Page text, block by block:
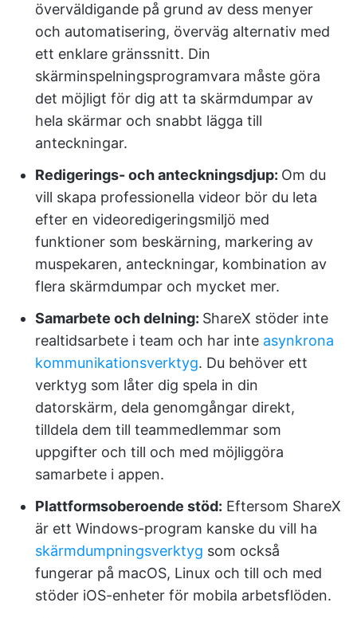
överväldigande på grund av dess menyer
och automatisering, överväg alternativ med
ett enklare gränssnitt. Din
skärminspelningsprogramvara måste göra
det möjligt för dig att ta skärmdumpar av
hela skärmar och snabbt lägga till
anteckningar.
Redigerings- och anteckningsdjup: Om du
vill skapa professionella videor bör du leta
efter en videoredigeringsmiljö med
funktioner som beskärning, markering av
muspekaren, anteckningar, kombination av
flera skärmdumpar och mycket mer.
Samarbete och delning: ShareX stöder inte
realtidsarbete i team och har inte asynkrona
kommunikationsverktyg. Du behöver ett
verktyg som låter dig spela in din
datorskärm, dela genomgångar direkt,
tilldela dem till teammedlemmar som
uppgifter och till och med möjliggöra
samarbete i appen.
Plattformsoberoende stöd: Eftersom ShareX
är ett Windows-program kanske du vill ha
skärmdumpningsverktyg som också
fungerar på macOS, Linux och till och med
stöder iOS-enheter för mobila arbetsflöden.